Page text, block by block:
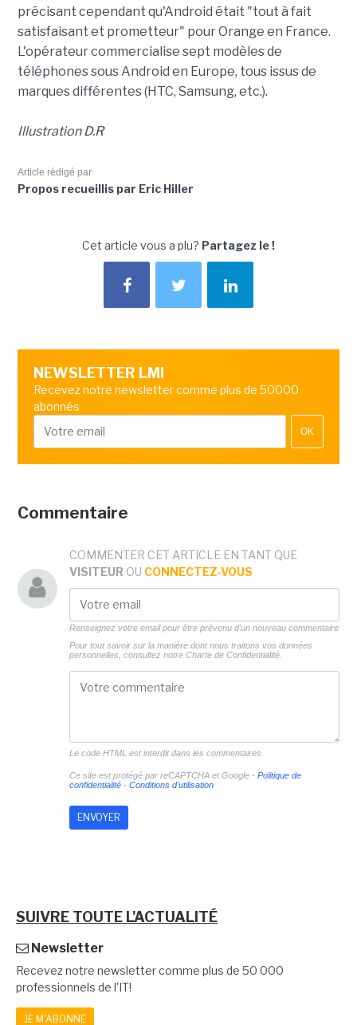
précisant cependant qu'Android était "tout à fait
satisfaisant et prometteur" pour Orange en France.
L'opérateur commercialise sept modèles de
téléphones sous Android en Europe, tous issus de
marques différentes (HTC, Samsung, etc.).
Illustration D.R
Article rédigé par
Propos recueillis par Eric Hiller
Cet article vous a plu? Partagez le !
NEWSLETTER LMI
Recevez notre newsletter comme plus de 50000
abonnés
OK
Commentaire
COMMENTER CET ARTICLE EN TANT QUE
VISITEUR OU CONNECTEZ-VOUS
Renseignez votre email pour être prévenu d'un nouveau commentaire
Pour tout savoir sur la manière dont nous traitons vos données
personnelles, consultez notre Charte de Confidentialité.
Le code HTML est interdit dans les commentaires
Ce site est protégé par reCAPTCHA et Google - Politique de
confidentialité- Conditions d'utilisation
SUIVRE TOUTE L'ACTUALITÉ
Newsletter
Recevez notre newsletter comme plus de 50 000
professionnels de l'IT!
JE M'ABONNE